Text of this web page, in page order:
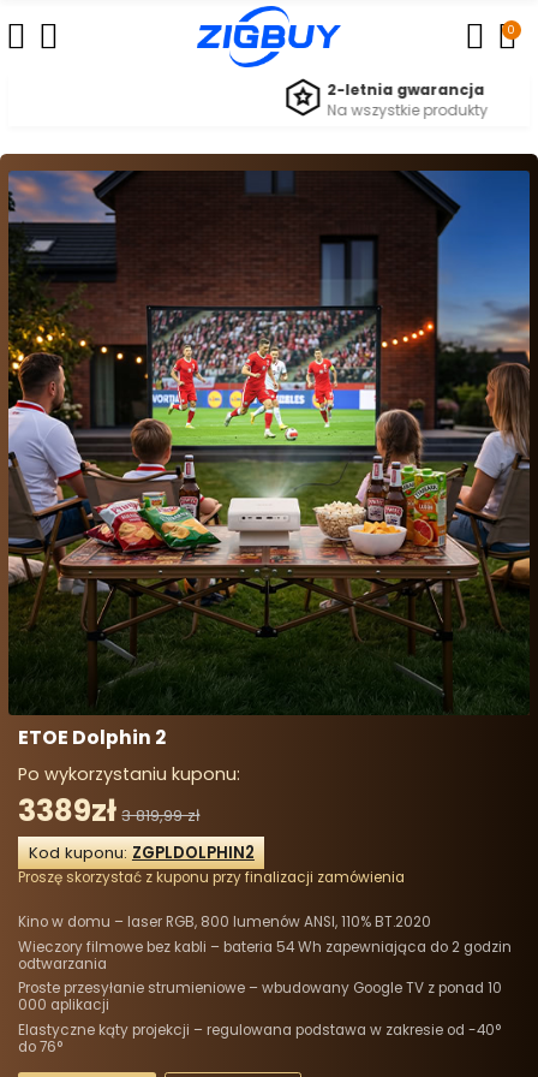
0
2-letnia gwarancja
Na wszystkie produkty
ETOE Dolphin 2
Po wykorzystaniu kuponu:
3389zł 3 819,99 zł
Proszę skorzystać z kuponu przy finalizacji zamówienia
Kod kuponu:ZGPLDOLPHIN2
Kino w domu – laser RGB, 800 lumenów ANSI, 110% BT.2020
Wieczory filmowe bez kabli – bateria 54 Wh zapewniająca do 2 godzin
odtwarzania
Proste przesyłanie strumieniowe – wbudowany Google TV z ponad 10
000 aplikacji
Elastyczne kąty projekcji – regulowana podstawa w zakresie od -40°
do 76°